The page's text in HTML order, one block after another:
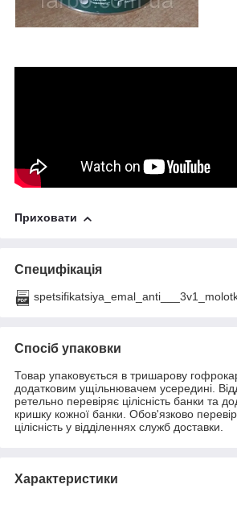
Приховати
Специфікація
Спосіб упаковки
Товар упаковується в тришарову
додатковим ущільнювачем усередині.
ретельно перевіряє цілісність банки та
кришку кожної банки. Обов'язково
цілісність у відділеннях служб доставки.
Характеристики